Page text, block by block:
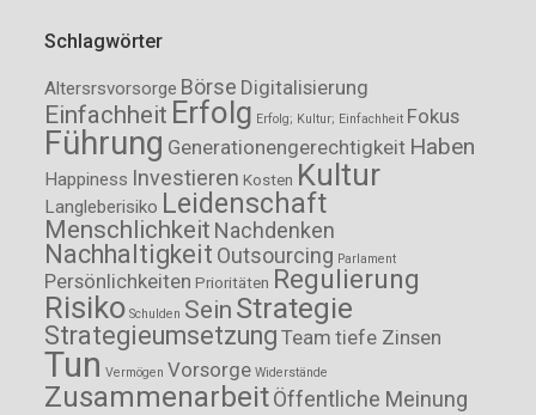
Schlagwörter
Altersrsvorsorge Börse Digitalisierung
Einfachheit Erfolg Erfolg; Kultur; Einfachheit Fokus
Führung Generationengerechtigkeit Haben
Happiness Investieren Kosten Kultur
Langleberisiko Leidenschaft
Menschlichkeit Nachdenken
Nachhaltigkeit Outsourcing Parlament
Persönlichkeiten Prioritäten Regulierung
Risiko Schulden Sein Strategie
Strategieumsetzung Team tiefe Zinsen
Tun Vermögen Vorsorge Widerstände
ZusammenarbeitÖffentliche Meinung